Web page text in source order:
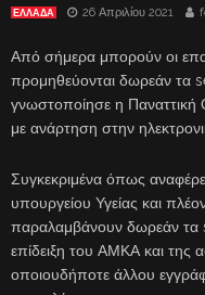
ΕΛΛΑΔΑ 26 Απριλίου 2021
Από σήμερα μπορούν οι
προμηθεύονται δωρεάν τα
γνωστοποίησε η
με ανάρτηση στην
Συγκεκριμένα όπως
υπουργείου Υγείας και
παραλαμβάνουν δωρεάν τα
επίδειξη του ΑΜΚΑ και της
οποιουδήποτε άλλου